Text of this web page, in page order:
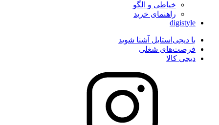
خیاطی و الگو
راهنمای خرید
digistyle
با دیجی‌استایل آشنا شوید
فرصت‌های شغلی
دیجی کالا